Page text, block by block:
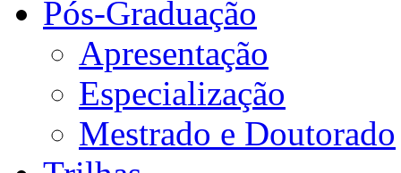
Pós-Graduação
Apresentação
Especialização
Mestrado e Doutorado